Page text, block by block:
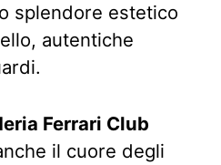
splendore estetico
autentiche
Ferrari Club
il cuore degli